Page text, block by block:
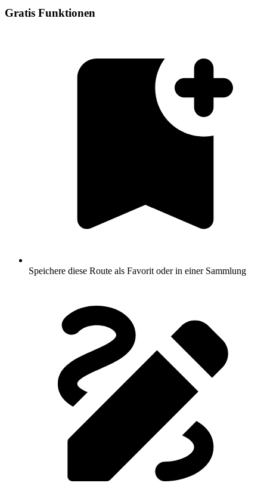
Gratis Funktionen
Speichere diese Route als Favorit oder in einer Sammlung